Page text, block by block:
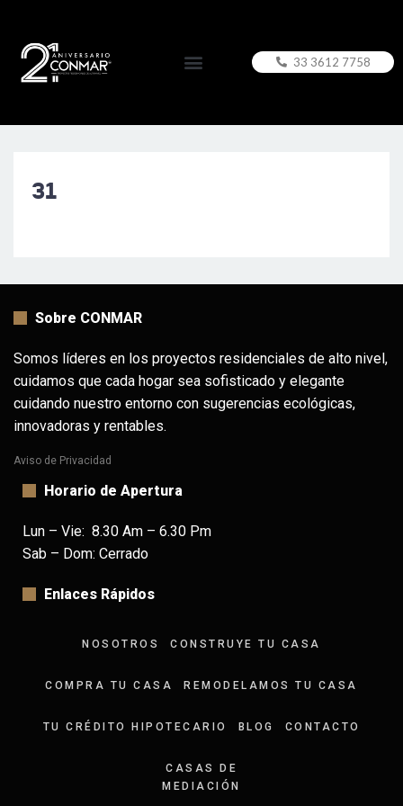
33 3612 7758
31
Sobre CONMAR
Somos líderes en los proyectos residenciales de alto nivel,
cuidamos que cada hogar sea sofisticado y elegante
cuidando nuestro entorno con sugerencias ecológicas,
innovadoras y rentables.
Aviso de Privacidad
Horario de Apertura
Lun – Vie: 8.30 Am – 6.30 Pm
Sab – Dom: Cerrado
Enlaces Rápidos
NOSOTROS CONSTRUYE TU CASA
COMPRA TU CASA REMODELAMOS TU CASA
TU CRÉDITO HIPOTECARIO BLOG CONTACTO
CASAS DE
MEDIACIÓN